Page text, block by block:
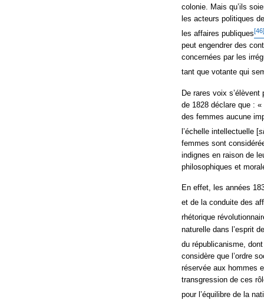
colonie. Mais qu’ils
les acteurs politiques
les affaires publiques[46]
peut engendrer des
concernées par les
tant que votante qui
De rares voix
de 1828 déclare que : «
des femmes aucune
l’échelle intellectuelle [
femmes sont
indignes en raison de
philosophiques et
En effet, les années
et de la conduite des
rhétorique
naturelle dans l’esprit
du républicanisme,
considère que l’ordre
réservée aux hommes
transgression de ces
pour l’équilibre de la